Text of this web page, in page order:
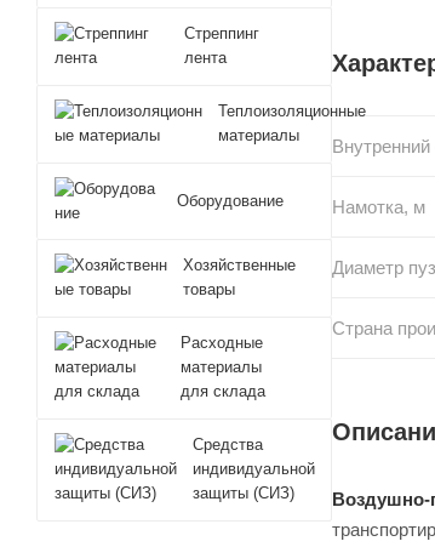
Намотка, м
Диаметр
Страна
Воздушно-
Стреппинг
лента
Теплоизоляционные
материалы
Оборудование
Хозяйственные
товары
Расходные
материалы
для склада
Средства
индивидуальной
защиты (СИЗ)